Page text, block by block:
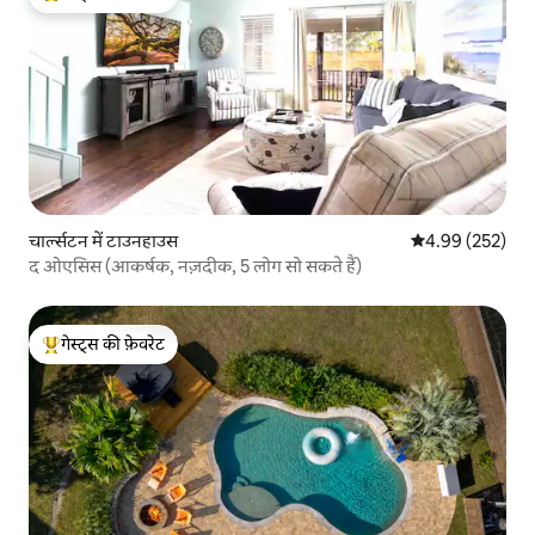
गेस्ट्स का टॉप फ़ेवरेट
चार्ल्सटन में टाउनहाउस औसत रेटिंग 5 में से
4.99 (252)
द ओएसिस (आकर्षक, नज़दीक, 5 लोग सो सकते हैं)
गेस्ट्स का टॉप फ़ेवरेट
गेस्ट्स की फ़ेवरेट